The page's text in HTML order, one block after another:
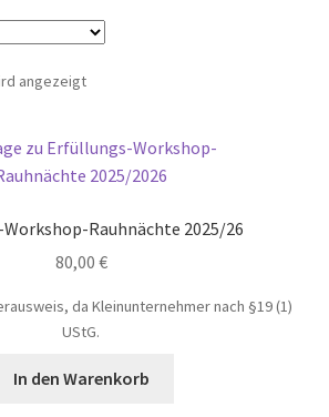
Wenski-Hänisch
Terminbuchung
Mein Konto
Time Slots Booking
Appointments Booking
Contact Form
angezeigt
Rauhnächte 2025/26
80,00 €
da Kleinunternehmer nach §19 (1)
UStG.
In den Warenkorb